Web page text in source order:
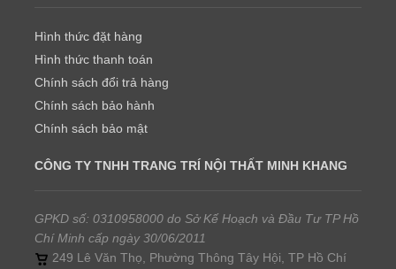
Hình thức đặt hàng
Hình thức thanh toán
Chính sách đổi trả hàng
Chính sách bảo hành
Chính sách bảo mật
CÔNG TY TNHH TRANG TRÍ NỘI THẤT MINH KHANG
GPKD số: 0310958000 do Sở Kế Hoạch và Đầu Tư TP Hồ
Chí Minh cấp ngày 30/06/2011
249 Lê Văn Thọ, Phường Thông Tây Hội, TP Hồ Chí